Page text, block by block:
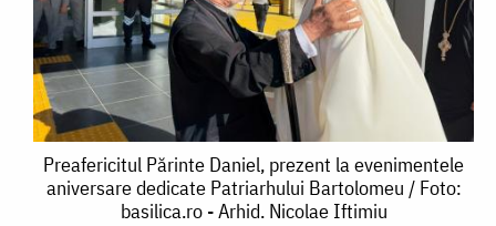
Preafericitul
Părinte
Preafericitul Părinte Daniel, prezent la evenimentele
aniversare dedicate Patriarhului Bartolomeu / Foto:
basilica.ro - Arhid. Nicolae Iftimiu